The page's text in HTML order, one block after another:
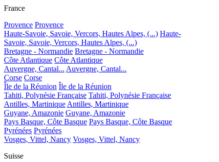
France
Provence Provence
Haute-Savoie, Savoie, Vercors, Hautes Alpes, (...) Haute-
Savoie, Savoie, Vercors, Hautes Alpes, (...)
Bretagne - Normandie Bretagne - Normandie
Côte Atlantique Côte Atlantique
Auvergne, Cantal... Auvergne, Cantal...
Corse Corse
Île de la Réunion Île de la Réunion
Tahiti, Polynésie Française Tahiti, Polynésie Française
Antilles, Martinique Antilles, Martinique
Guyane, Amazonie Guyane, Amazonie
Pays Basque, Côte Basque Pays Basque, Côte Basque
Pyrénées Pyrénées
Vosges, Vittel, Nancy Vosges, Vittel, Nancy
Suisse